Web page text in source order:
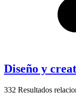
Diseño y
332 Resultados